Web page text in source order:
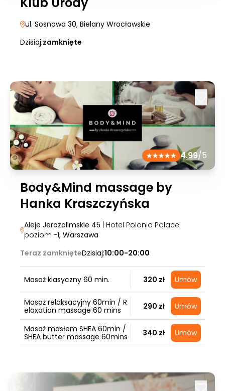
ul. Sosnowa 30, Bielany Wrocławskie
Dzisiaj:zamknięte
4.99/5
Body&Mind massage by
Hanka Kraszczyńska
Aleje Jerozolimskie 45 | Hotel Polonia Palace
poziom -1, Warszawa
Teraz zamknięteDzisiaj:10:00-20:00
Masaż klasyczny 60 min. 320 zł Umów
Masaż relaksacyjny 60min / R
elaxation massage 60 mins
290 zł Umów
Masaż masłem SHEA 60min /
SHEA butter massage 60mins
340 zł Umów